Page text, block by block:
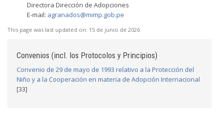
Directora Dirección de Adopciones
E-mail: agranados@mimp.gob.pe
This page was last updated on: 15 de junio de 2026
Convenios (incl. los Protocolos y Principios)
Convenio de 29 de mayo de 1993 relativo a la Protección del
Niño y a la Cooperación en materia de Adopción Internacional
[33]